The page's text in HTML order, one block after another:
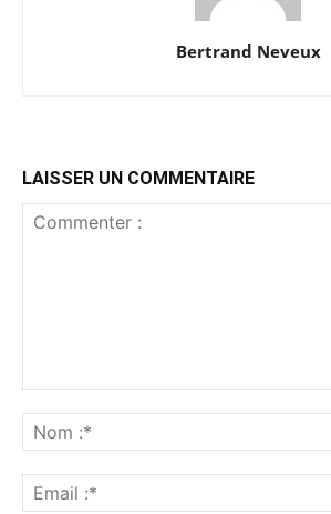
Bertrand Neveux
LAISSER UN COMMENTAIRE